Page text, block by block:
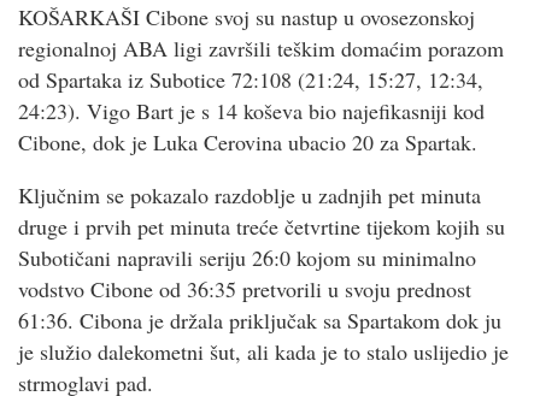
KOŠARKAŠI Cibone svoj su nastup u ovosezonskoj
regionalnoj ABA ligi završili teškim domaćim porazom
od Spartaka iz Subotice 72:108 (21:24, 15:27, 12:34,
24:23). Vigo Bart je s 14 koševa bio najefikasniji kod
Cibone, dok je Luka Cerovina ubacio 20 za Spartak.
Ključnim se pokazalo razdoblje u zadnjih pet minuta
druge i prvih pet minuta treće četvrtine tijekom kojih su
Subotičani napravili seriju 26:0 kojom su minimalno
vodstvo Cibone od 36:35 pretvorili u svoju prednost
61:36. Cibona je držala priključak sa Spartakom dok ju
je služio dalekometni šut, ali kada je to stalo uslijedio je
strmoglavi pad.